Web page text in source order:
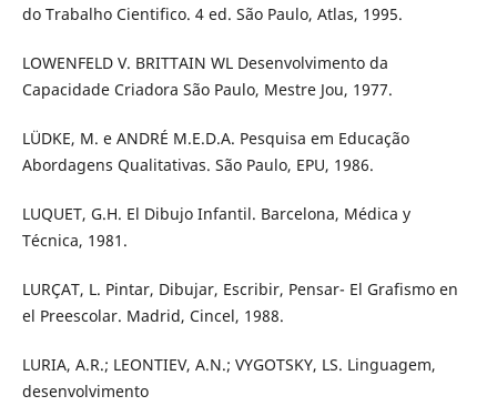
do Trabalho Cientifico. 4 ed. São Paulo, Atlas, 1995.
LOWENFELD V. BRITTAIN WL Desenvolvimento da
Capacidade Criadora São Paulo, Mestre Jou, 1977.
LÜDKE, M. e ANDRÉ M.E.D.A. Pesquisa em Educação
Abordagens Qualitativas. São Paulo, EPU, 1986.
LUQUET, G.H. El Dibujo Infantil. Barcelona, Médica y
Técnica, 1981.
LURÇAT, L. Pintar, Dibujar, Escribir, Pensar- El Grafismo en
el Preescolar. Madrid, Cincel, 1988.
LURIA, A.R.; LEONTIEV, A.N.; VYGOTSKY, LS. Linguagem,
desenvolvimento